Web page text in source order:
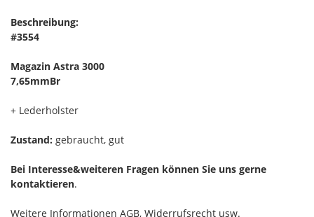
Beschreibung:
#3554
Magazin Astra 3000
7,65mmBr
+ Lederholster
Zustand: gebraucht, gut
Bei Interesse&weiteren Fragen können Sie uns gerne
kontaktieren.
Weitere Informationen AGB, Widerrufsrecht usw.